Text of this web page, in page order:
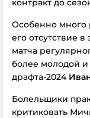
контракт до
Особенно много
его отсутствие
матча
более молодой
драфта-2024
Болельщики
критиковать